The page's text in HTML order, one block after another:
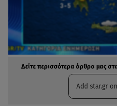
Δείτε περισσότερα άρθρα μας
Add star.gr